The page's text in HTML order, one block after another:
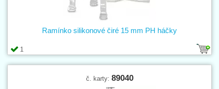
1
Ramínko silikonové čiré 15 mm PH háčky
č. karty: 89040